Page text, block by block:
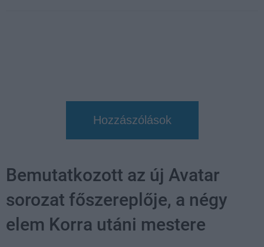
Hozzászólások
Bemutatkozott az új Avatar
sorozat főszereplője, a négy
elem Korra utáni mestere